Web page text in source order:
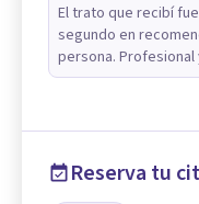
El trato que recibí
segundo en
persona. Profesional
Reserva tu